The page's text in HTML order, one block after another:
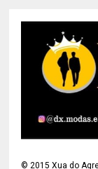
©2015 Xua do